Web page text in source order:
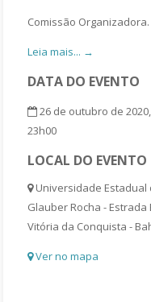
Comissão Organizadora.
Leia mais... →
DATA DO EVENTO
26 de outubro de
23h00
LOCAL DO EVENTO
Universidade Estadual
Glauber Rocha -
Vitória da Conquista -
Ver no mapa